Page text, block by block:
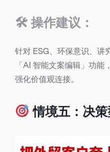
🛠 操作建议：
针对 ESG、环保意识、讲
「AI 智能文案编辑」功能
强化价值观连接。
情境五：决